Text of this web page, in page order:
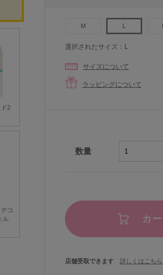
M L
選択されたサイズ：L
サイズについて
ラッピングについて
数量
カ
店舗受取できます 詳しくはこち